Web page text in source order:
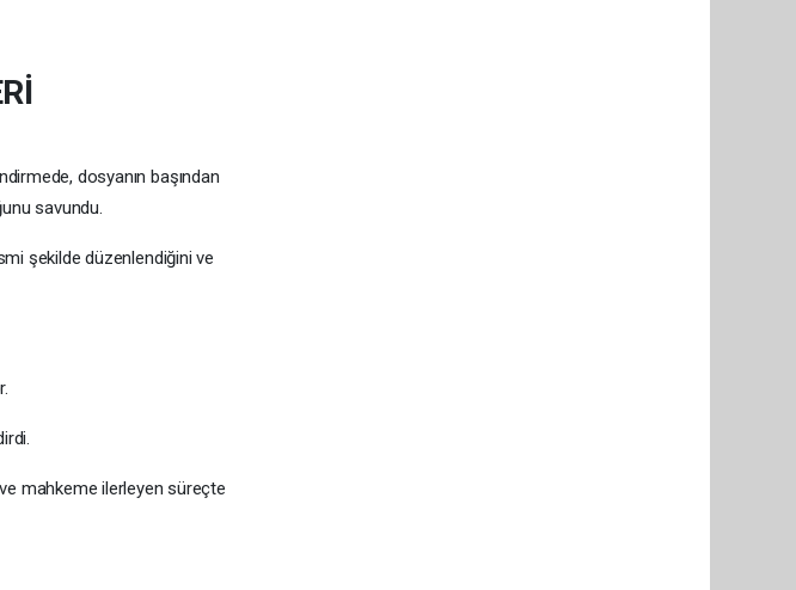
dosyanın başından
savundu.
şekilde düzenlendiğini ve
mahkeme ilerleyen süreçte